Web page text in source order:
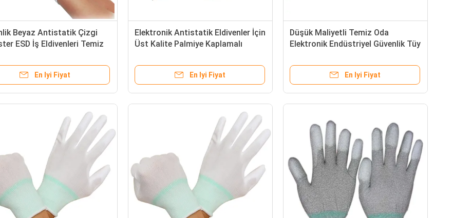
Beyaz Antistatik Çizgi
ESD İş Eldivenleri Temiz
Eldivenler
En Iyi Fiyat
Elektronik Antistatik Eldivenler İçin
Üst Kalite Palmiye Kaplamalı
Parmak ESD Eldivenleri
En Iyi Fiyat
Düşük Maliyetli Temiz Oda
Elektronik Endüstriyel Güvenlik Tüy
Çizgili Polyester ESD İş Eldivenleri
En Iyi Fiyat